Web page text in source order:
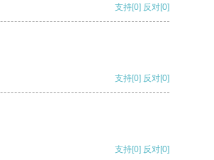
支持[0] 反对[0]
支持[0] 反对[0]
支持[0] 反对[0]